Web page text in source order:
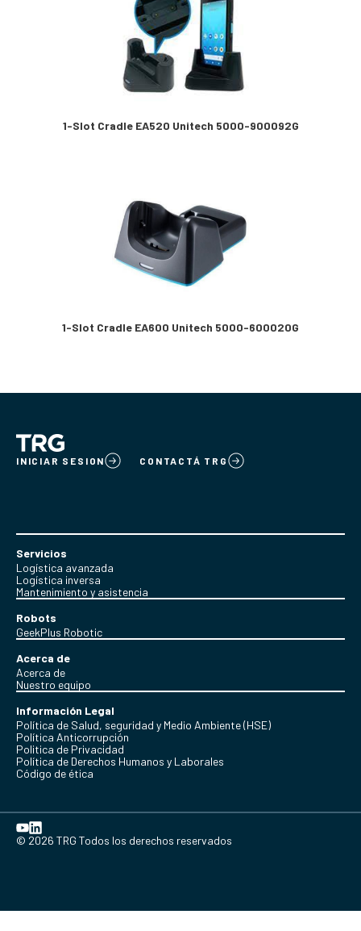
1-Slot Cradle EA520 Unitech 5000-900092G
1-Slot Cradle EA600 Unitech 5000-600020G
INICIAR SESION CONTACTÁ TRG
Servicios
Logística avanzada
Logística inversa
Mantenimiento y asistencia
Robots
GeekPlus Robotic
Acerca de
Acerca de
Nuestro equipo
Información Legal
Política de Salud, seguridad y Medio Ambiente (HSE)
Política Anticorrupción
Politica de Privacidad
Política de Derechos Humanos y Laborales
Código de ética
© 2026 TRG Todos los derechos reservados